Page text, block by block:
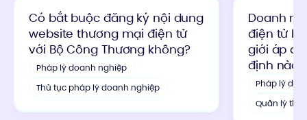
Có bắt buộc đăng ký nội dung
website thương mại điện tử
với Bộ Công Thương không?
Pháp lý doanh nghiệp
Thủ tục pháp lý doanh nghiệp
Doanh
điện tử
giới áp
định nào?
Pháp lý
Quản lý thuế